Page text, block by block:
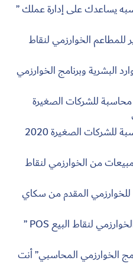
يساعدك على إدارة عملك ”
للمطاعم الخوارزمي لنقاط
البشرية وبرنامج الخوارزمي
للشركات الصغيرة
افضل برنامج محاسبة للشركات الصغيرة 2020
من الخوارزمي لنقاط
للخوارزمي المقدم من سكاي
برنامج نقاط بيع “الخوارزمي لنقاط البيع POS ”
الخوارزمي المحاسبي” أنت